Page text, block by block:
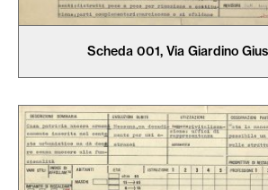
Scheda 001, Via Giardino